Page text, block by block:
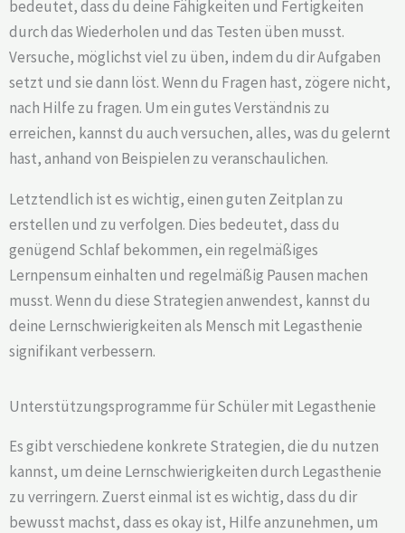
bedeutet, dass du deine Fähigkeiten und Fertigkeiten
durch das Wiederholen und das Testen üben musst.
Versuche, möglichst viel zu üben, indem du dir Aufgaben
setzt und sie dann löst. Wenn du Fragen hast, zögere nicht,
nach Hilfe zu fragen. Um ein gutes Verständnis zu
erreichen, kannst du auch versuchen, alles, was du gelernt
hast, anhand von Beispielen zu veranschaulichen.
Letztendlich ist es wichtig, einen guten Zeitplan zu
erstellen und zu verfolgen. Dies bedeutet, dass du
genügend Schlaf bekommen, ein regelmäßiges
Lernpensum einhalten und regelmäßig Pausen machen
musst. Wenn du diese Strategien anwendest, kannst du
deine Lernschwierigkeiten als Mensch mit Legasthenie
signifikant verbessern.
Unterstützungsprogramme für Schüler mit Legasthenie
Es gibt verschiedene konkrete Strategien, die du nutzen
kannst, um deine Lernschwierigkeiten durch Legasthenie
zu verringern. Zuerst einmal ist es wichtig, dass du dir
bewusst machst, dass es okay ist, Hilfe anzunehmen, um